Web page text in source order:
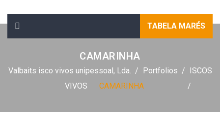
TABELA MARÉS
CAMARINHA
Valbaits isco vivos unipessoal, Lda. Portfolios
ISCOS
VIVOS
CAMARINHA